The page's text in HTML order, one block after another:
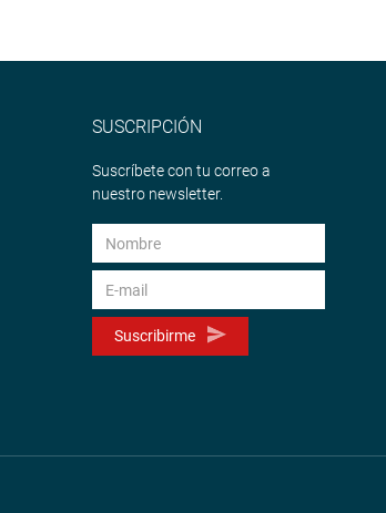
SUSCRIPCIÓN
Suscríbete con tu correo a
nuestro newsletter.
Suscribirme